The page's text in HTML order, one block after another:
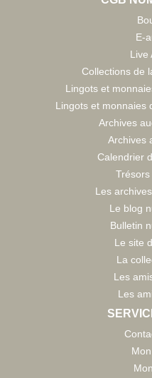
E-
Live
Collections de
Lingots et
Lingots et monnaies
Archives
Archives
Calendrier
Les
Le blog
Bulletin
Le site
La
Les
Les